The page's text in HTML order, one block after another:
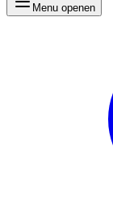
Menu openen